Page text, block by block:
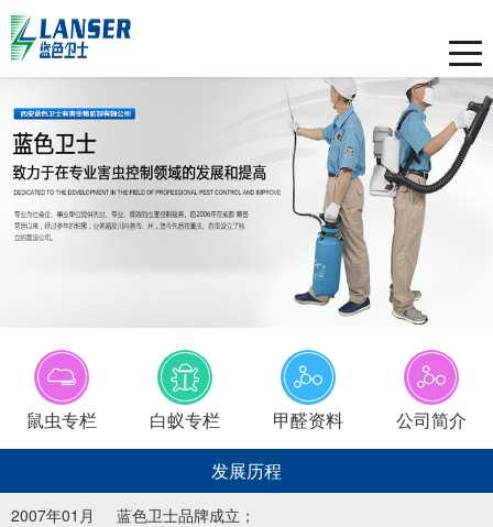
Toggle
鼠虫专栏 白蚁专栏 甲醛资料 公司简介
发展历程
2007年01月 蓝色卫士品牌成立；